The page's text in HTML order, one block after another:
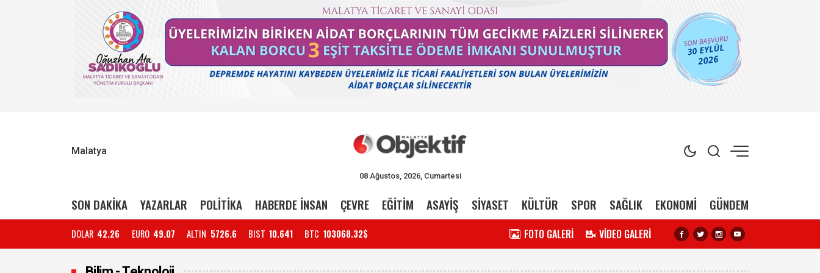
Malatya
08 Ağustos, 2026, Cumartesi
SON DAKİKA YAZARLAR POLİTİKA HABERDE İNSAN ÇEVRE EĞİTİM ASAYİŞ SİYASET KÜLTÜR SPOR SAĞLIK EKONOMİ GÜNDEM
DOLAR 42.26 EURO 49.07 ALTIN 5726.6 BIST 10.641 BTC 103068.32$ FOTO GALERİ VİDEO GALERİ